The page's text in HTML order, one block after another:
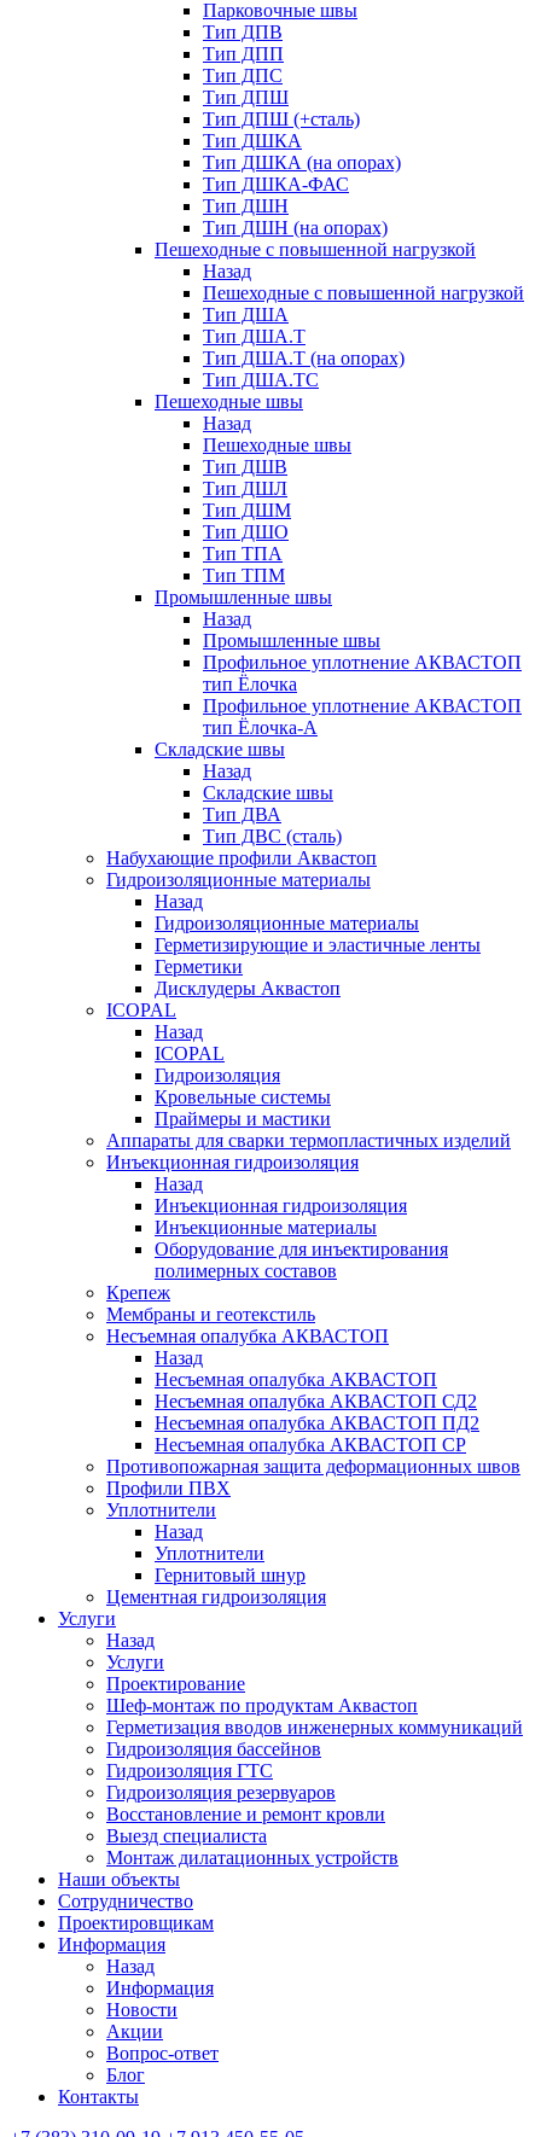
Парковочные швы
Тип ДПВ
Тип ДПП
Тип ДПС
Тип ДПШ
Тип ДПШ (+сталь)
Тип ДШКА
Тип ДШКА (на опорах)
Тип ДШКА-ФАС
Тип ДШН
Тип ДШН (на опорах)
Пешеходные с повышенной нагрузкой
Назад
Пешеходные с повышенной нагрузкой
Тип ДША
Тип ДША.Т
Тип ДША.Т (на опорах)
Тип ДША.ТС
Пешеходные швы
Назад
Пешеходные швы
Тип ДШВ
Тип ДШЛ
Тип ДШМ
Тип ДШО
Тип ТПА
Тип ТПМ
Промышленные швы
Назад
Промышленные швы
Профильное уплотнение АКВАСТОП
тип Ёлочка
Профильное уплотнение АКВАСТОП
тип Ёлочка-А
Складские швы
Назад
Складские швы
Тип ДВА
Тип ДВС (сталь)
Набухающие профили Аквастоп
Гидроизоляционные материалы
Назад
Гидроизоляционные материалы
Герметизирующие и эластичные ленты
Герметики
Дисклудеры Аквастоп
ICOPAL
Назад
ICOPAL
Гидроизоляция
Кровельные системы
Праймеры и мастики
Аппараты для сварки термопластичных изделий
Инъекционная гидроизоляция
Назад
Инъекционная гидроизоляция
Инъекционные материалы
Оборудование для инъектирования
полимерных составов
Крепеж
Мембраны и геотекстиль
Несъемная опалубка АКВАСТОП
Назад
Несъемная опалубка АКВАСТОП
Несъемная опалубка АКВАСТОП СД2
Несъемная опалубка АКВАСТОП ПД2
Несъемная опалубка АКВАСТОП СР
Противопожарная защита деформационных швов
Профили ПВХ
Уплотнители
Назад
Уплотнители
Гернитовый шнур
Цементная гидроизоляция
Услуги
Назад
Услуги
Проектирование
Шеф-монтаж по продуктам Аквастоп
Герметизация вводов инженерных коммуникаций
Гидроизоляция бассейнов
Гидроизоляция ГТС
Гидроизоляция резервуаров
Восстановление и ремонт кровли
Выезд специалиста
Монтаж дилатационных устройств
Наши объекты
Сотрудничество
Проектировщикам
Информация
Назад
Информация
Новости
Акции
Вопрос-ответ
Блог
Контакты